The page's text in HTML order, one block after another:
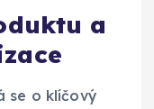
a
se o klíčový